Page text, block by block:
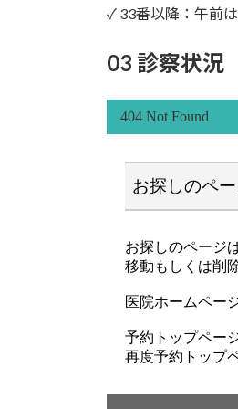
✓ 33番以降：午前は
03 診察状況